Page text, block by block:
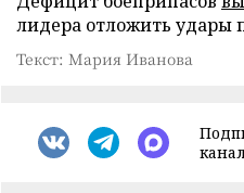
лидера отложить удары
Текст: Мария Иванова